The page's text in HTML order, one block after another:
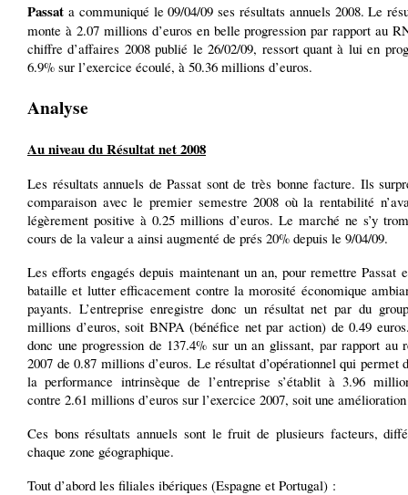
Passat a communiqué le 09/04/09 ses résultats annuels 2008. Le
monte à 2.07 millions d’euros en belle progression par rapport au
chiffre d’affaires 2008 publié le 26/02/09, ressort quant à lui en
6.9% sur l’exercice écoulé, à 50.36 millions d’euros.
Analyse
Au niveau du Résultat net 2008
Les résultats annuels de Passat sont de très bonne facture. Ils
comparaison avec le premier semestre 2008 où la rentabilité
légèrement positive à 0.25 millions d’euros. Le marché ne s’y
cours de la valeur a ainsi augmenté de prés 20% depuis le 9/04/09.
Les efforts engagés depuis maintenant un an, pour remettre Passat
bataille et lutter efficacement contre la morosité économique
payants. L’entreprise enregistre donc un résultat net par du
millions d’euros, soit BNPA (bénéfice net par action) de 0.49
donc une progression de 137.4% sur un an glissant, par rapport au
2007 de 0.87 millions d’euros. Le résultat d’opérationnel qui permet
la performance intrinsèque de l’entreprise s’établit à 3.96
contre 2.61 millions d’euros sur l’exercice 2007, soit une
Ces bons résultats annuels sont le fruit de plusieurs facteurs,
chaque zone géographique.
Tout d’abord les filiales ibériques (Espagne et Portugal) :